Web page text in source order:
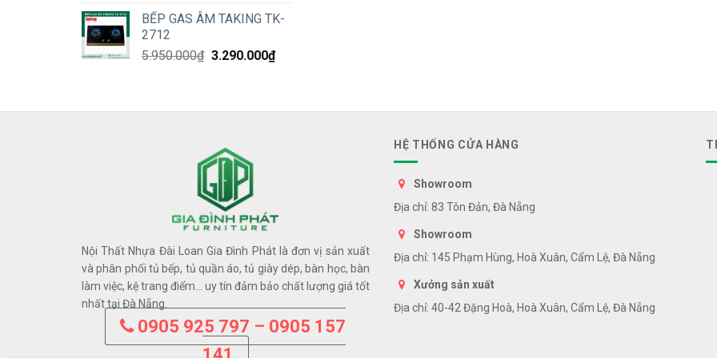
was:
is:
BẾP GAS ÂM TAKING TK-
2712
5.950.000₫ Original
3.290.000₫Current
Nội Thất Nhựa Đài Loan Gia Đình Phát là đơn vị sản xuất
và phân phối tủ bếp, tủ quần áo, tủ giày dép, bàn học, bàn
làm việc, kệ trang điểm… uy tín đảm bảo chất lượng giá tốt
nhất tại Đà Nẵng.
0905 925 797 – 0905 157
HỆ THỐNG CỬA HÀNG
Showroom
Địa chỉ: 83 Tôn Đản, Đà Nẵng
Showroom
Địa chỉ: 145 Phạm Hùng, Hoà Xuân, Cẩm Lệ, Đà Nẵng
Xưởng sản xuất
Địa chỉ: 40-42 Đặng Hoà, Hoà Xuân, Cẩm Lệ, Đà Nẵng